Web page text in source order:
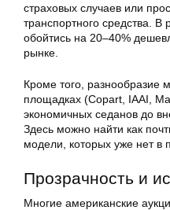
страховых случаев или
транспортного средства.
обойтись на 20–40%
рынке.
Кроме того, разнообразие
площадках (Copart, IAAI,
экономичных седанов до
Здесь можно найти как
модели, которых уже нет в
Прозрачность и
Многие американские